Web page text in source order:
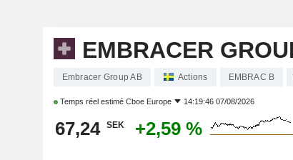
EMBRACER
Embracer Group AB Actions EMBRAC B
Temps réel estimé Cboe Europe 14:19:46 07/08/2026
67,24 SEK +2,59 %